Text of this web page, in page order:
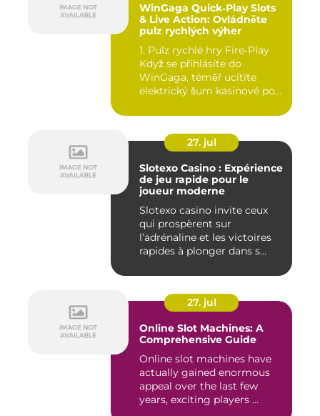
WinGaga Quick‑Play Slots
& Live Action: Ovládněte
pulz rychlých výher
1. Pulz rychlé hry Fire‑Play
Když se přihlásíte do
WinGaga, téměř ucítíte
elektrický šum kasinové po...
27. jul
Slotexo Casino : Expérience
de jeu rapide pour le
joueur moderne
Slotexo casino invite ceux
qui prospèrent sur
l’adrénaline et les victoires
rapides à plonger dans s...
27. jul
Online Slot Machines: A
Comprehensive Guide
Online slot machines have
actually gained enormous
appeal over the last few
years, exciting players ...